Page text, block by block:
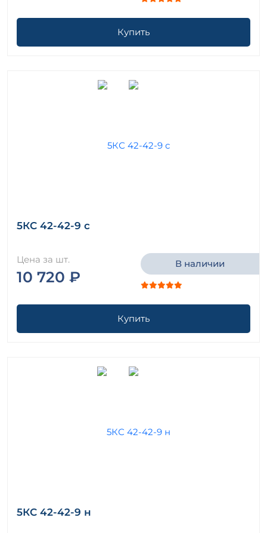
Купить
5КС 42-42-9 с
Цена за шт.
10 720 ₽
В наличии
Купить
5КС 42-42-9 н